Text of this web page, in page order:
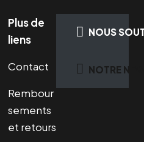
Plus de
liens
Contact
Rembour
sements
et retours
NOUS
NOTRE